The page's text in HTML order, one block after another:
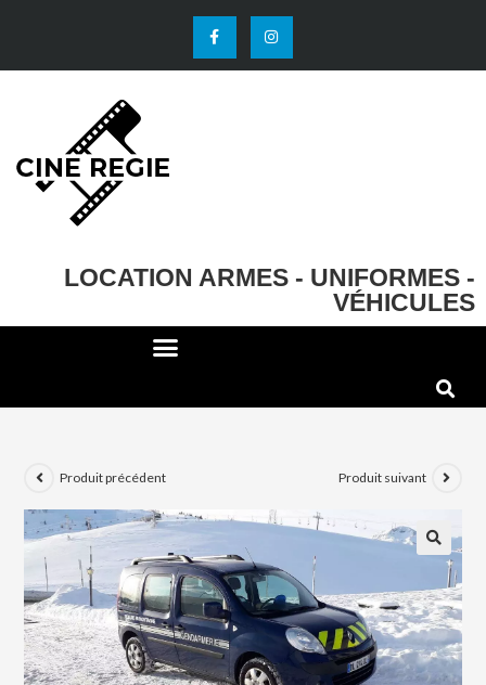
LOCATION ARMES - UNIFORMES -
VÉHICULES
Produit précédent Produit suivant